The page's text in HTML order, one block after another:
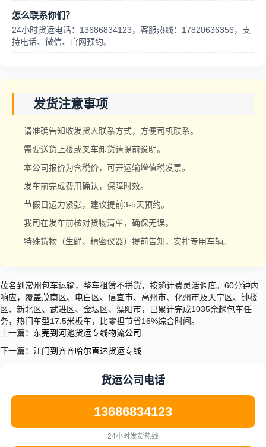
怎么联系你们？
24小时货运电话：13686834123，客服热线：17820636356，支
持电话、微信、官网预约。
发货注意事项
请准确告知收发货人联系方式，方便司机联系。
需要送货上楼或叉车卸货请提前说明。
本公司报价为含税价，可开运输增值税发票。
发车前完成费用确认，保障时效。
节假日运力紧张，建议提前3-5天预约。
我司在发车前核对货物清单，确保无误。
特殊货物（生鲜、精密仪器）提前告知，安排专用车辆。
茂名到常州包车运输，整车租赁不拼货，按趟计费灵活调度。60分钟内
响应，覆盖茂南区、电白区、信宜市、高州市、化州市及天宁区、钟楼
区、新北区、武进区、金坛区、溧阳市，已累计完成1035余趟包车任
务，热门车型17.5米板车，比零担节省16%综合时间。
上一篇： 东莞到河池货运专线物流公司
下一篇： 江门到齐齐哈尔直达货运专线
货运公司电话
13686834123
24小时发货热线